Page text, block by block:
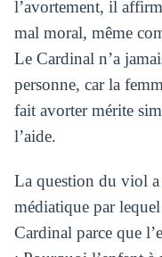
l’avortement, il
mal moral, même
Le Cardinal n’a
personne, car la
fait avorter mérite
l’aide.
La question du viol
médiatique par
Cardinal parce que